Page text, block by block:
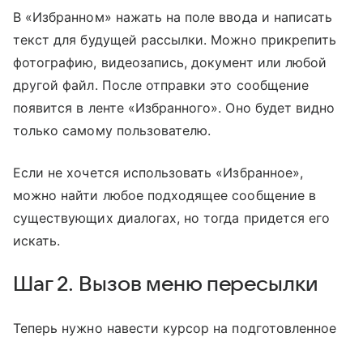
В «Избранном» нажать на поле ввода и написать
текст для будущей рассылки. Можно прикрепить
фотографию, видеозапись, документ или любой
другой файл. После отправки это сообщение
появится в ленте «Избранного». Оно будет видно
только самому пользователю.
Если не хочется использовать «Избранное»,
можно найти любое подходящее сообщение в
существующих диалогах, но тогда придется его
искать.
Шаг 2. Вызов меню пересылки
Теперь нужно навести курсор на подготовленное